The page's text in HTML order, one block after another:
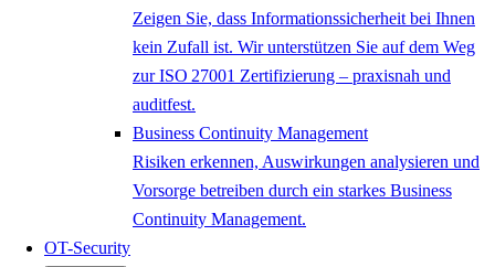
Zeigen Sie, dass Informationssicherheit bei Ihnen
kein Zufall ist. Wir unterstützen Sie auf dem Weg
zur ISO 27001 Zertifizierung – praxisnah und
auditfest.
Business Continuity Management
Risiken erkennen, Auswirkungen analysieren und
Vorsorge betreiben durch ein starkes Business
Continuity Management.
OT-Security